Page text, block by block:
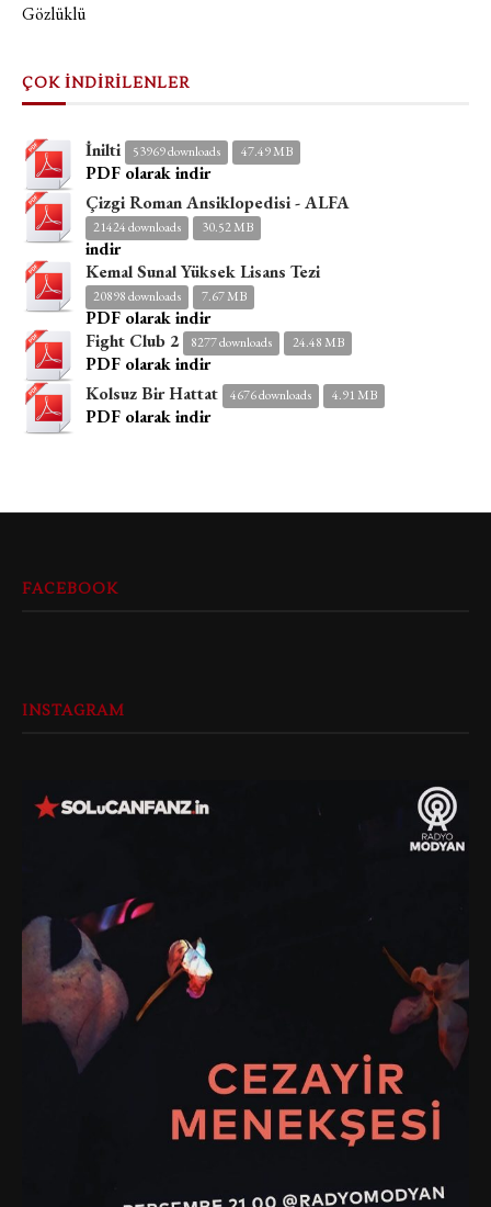
Gözlüklü
ÇOK İNDİRİLENLER
İnilti 53969 downloads 47.49 MB
PDF olarak indir
Çizgi Roman Ansiklopedisi - ALFA
21424 downloads 30.52 MB
indir
Kemal Sunal Yüksek Lisans Tezi
20898 downloads 7.67 MB
PDF olarak indir
Fight Club 2
8277 downloads 24.48 MB
PDF olarak indir
Kolsuz Bir Hattat
4676 downloads 4.91 MB
PDF olarak indir
FACEBOOK
INSTAGRAM